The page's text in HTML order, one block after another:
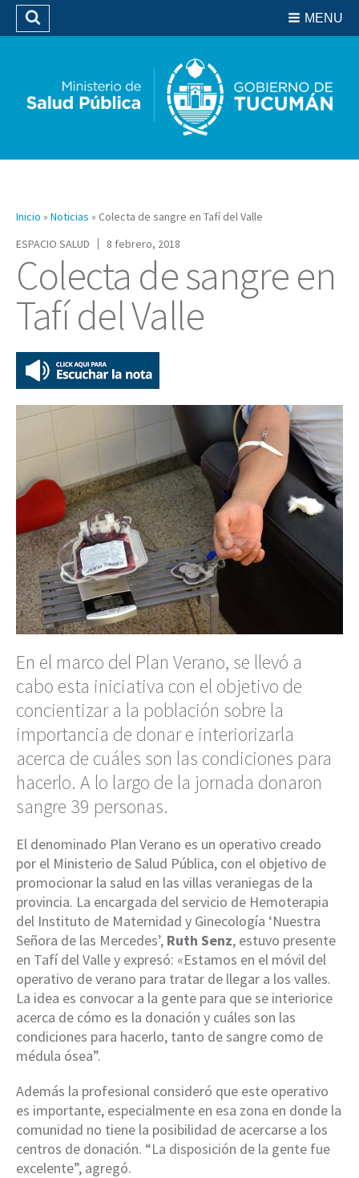
Biblioteca
MENU
Buscar
Inicio » Noticias » Colecta de sangre en Tafí del Valle
ESPACIO SALUD
8 febrero, 2018
Colecta de sangre en
Tafí del Valle
En el marco del Plan Verano, se llevó a
cabo esta iniciativa con el objetivo de
concientizar a la población sobre la
importancia de donar e interiorizarla
acerca de cuáles son las condiciones para
hacerlo. A lo largo de la jornada donaron
sangre 39 personas.
El denominado Plan Verano es un operativo creado
por el Ministerio de Salud Pública, con el objetivo de
promocionar la salud en las villas veraniegas de la
provincia. La encargada del servicio de Hemoterapia
del Instituto de Maternidad y Ginecología ‘Nuestra
Señora de las Mercedes’, Ruth Senz, estuvo presente
en Tafí del Valle y expresó: «Estamos en el móvil del
operativo de verano para tratar de llegar a los valles.
La idea es convocar a la gente para que se interiorice
acerca de cómo es la donación y cuáles son las
condiciones para hacerlo, tanto de sangre como de
médula ósea”.
Además la profesional consideró que este operativo
es importante, especialmente en esa zona en donde la
comunidad no tiene la posibilidad de acercarse a los
centros de donación. “La disposición de la gente fue
excelente”, agregó.